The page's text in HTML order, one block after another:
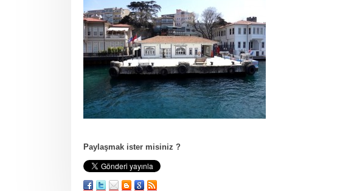
Paylaşmak ister misiniz ?